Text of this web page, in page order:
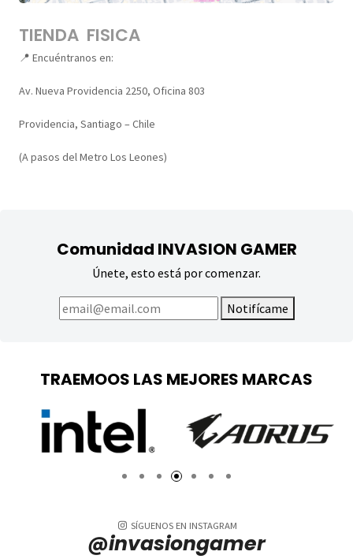
TIENDA FISICA
📍 Encuéntranos en:
Av. Nueva Providencia 2250, Oficina 803
Providencia, Santiago – Chile
(A pasos del Metro Los Leones)
Comunidad INVASION GAMER
Únete, esto está por comenzar.
Notifícame
TRAEMOOS LAS MEJORES MARCAS
SÍGUENOS EN INSTAGRAM
@invasiongamer